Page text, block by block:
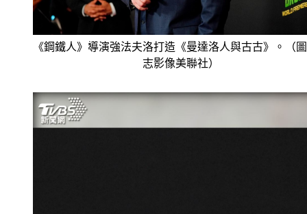
《鋼鐵人》導演強法夫洛打造《曼達洛人與古古》。（
志影像美聯社）